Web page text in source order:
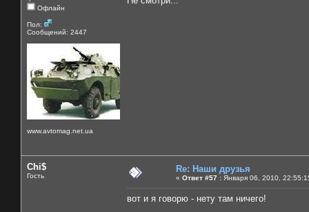
Офлайн
Пол:
Сообщений: 2447
www.avtomag.net.ua
Chi$
Гость
Re: Наши друзья
« Ответ #57 : Января 06, 2010,
вот и я говорю - нету там ничего!